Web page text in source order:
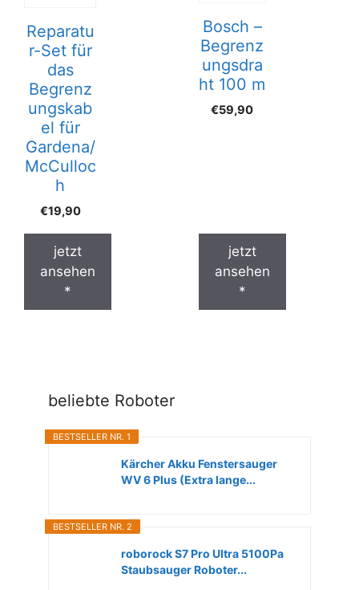
Reparatu
r-Set für
das
Begrenz
ungskab
el für
Gardena/
McCulloc
h
€19,90
jetzt
ansehen
*
Bosch –
Begrenz
ungsdra
ht 100 m
€59,90
jetzt
ansehen
*
beliebte Roboter
BESTSELLER NR. 1
Kärcher Akku Fenstersauger
WV 6 Plus (Extra lange...
BESTSELLER NR. 2
roborock S7 Pro Ultra 5100Pa
Staubsauger Roboter...